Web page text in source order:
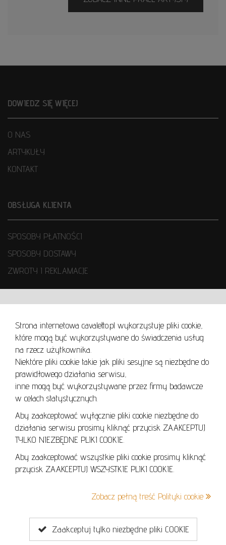
Strona internetowa cavaletto.pl wykorzystuje pliki cookie,
które mogą być wykorzystywane do świadczenia usług
na rzecz użytkownika.
Niektóre pliki cookie takie jak pliki sesyjne są niezbędne do
prawidłowego działania serwisu,
inne mogą być wykorzystywane przez firmy badawcze
w celach statystycznych.
Aby zaakceptować wyłącznie pliki cookie niezbędne do
działania serwisu prosimy kliknąć przycisk ZAAKCEPTUJ
TYLKO NIEZBĘDNE PLIKI COOKIE.
Aby zaakceptować wszystkie pliki cookie prosimy kliknąć
przycisk ZAAKCEPTUJ WSZYSTKIE PLIKI COOKIE.
Zobacz pełną treść Polityki cookie
Zaakceptuj tylko niezbędne pliki COOKIE
DOWIEDZ SIĘ WIĘCEJ
O NAS
ARTYKUŁY
KONTAKT
OBSŁUGA KLIENTA
SPOSOBY PŁATNOŚCI
SPOSOBY DOSTAWY
ZWROTY I REKLAMACJE
REGULAMIN
REGULAMIN AUKCJI
POLITYKA PRYWATNOŚCI
POLITYKA COOKIES
+48 605 240 157